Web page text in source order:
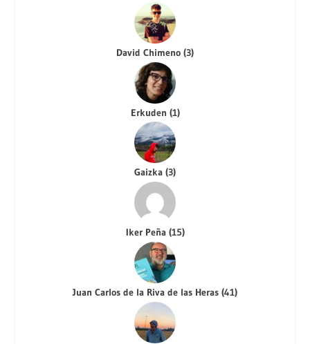
David Chimeno (3)
Erkuden (1)
Gaizka (3)
Iker Peña (15)
Juan Carlos de la Riva de las Heras (41)